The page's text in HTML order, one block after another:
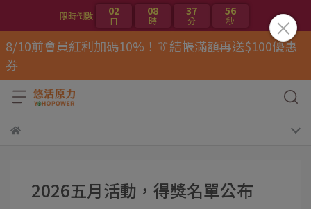
限時倒數 02
日
08
時
37
分
55
秒
8/10前會員紅利加碼10%！👔結帳滿額再送$100優惠
券
2026五月活動，得獎名單公布